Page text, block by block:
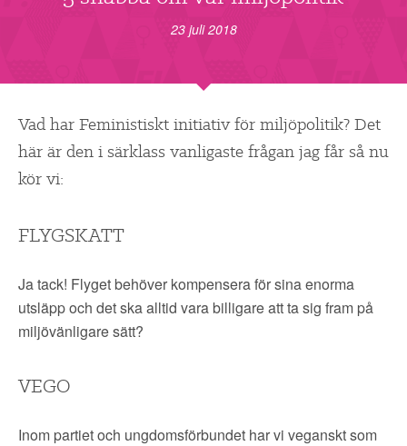
23 juli 2018
Vad har Feministiskt initiativ för miljöpolitik? Det
här är den i särklass vanligaste frågan jag får så nu
kör vi:
FLYGSKATT
Ja tack! Flyget behöver kompensera för sina enorma
utsläpp och det ska alltid vara billigare att ta sig fram på
miljövänligare sätt?
VEGO
Inom partiet och ungdomsförbundet har vi veganskt som